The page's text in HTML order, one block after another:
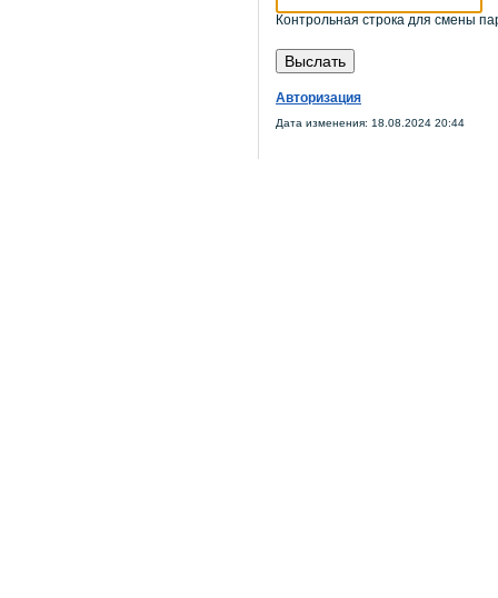
Контрольная строка для смены
Авторизация
Дата изменения: 18.08.2024 20:44